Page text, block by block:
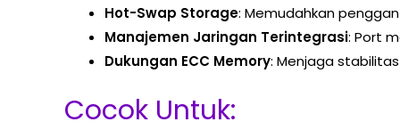
Hot-Swap Storage: Memudahkan
Manajemen Jaringan Terintegrasi: Port
Dukungan ECC Memory: Menjaga
Cocok Untuk: